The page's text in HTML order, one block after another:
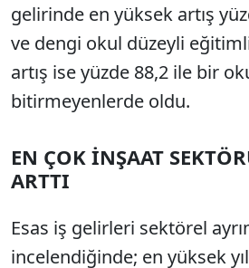
gelirinde en yüksek artış
ve dengi okul düzeyli
artış ise yüzde 88,2 ile bir
bitirmeyenlerde oldu.
EN ÇOK İNŞAAT
ARTTI
Esas iş gelirleri sektörel
incelendiğinde; en yüksek